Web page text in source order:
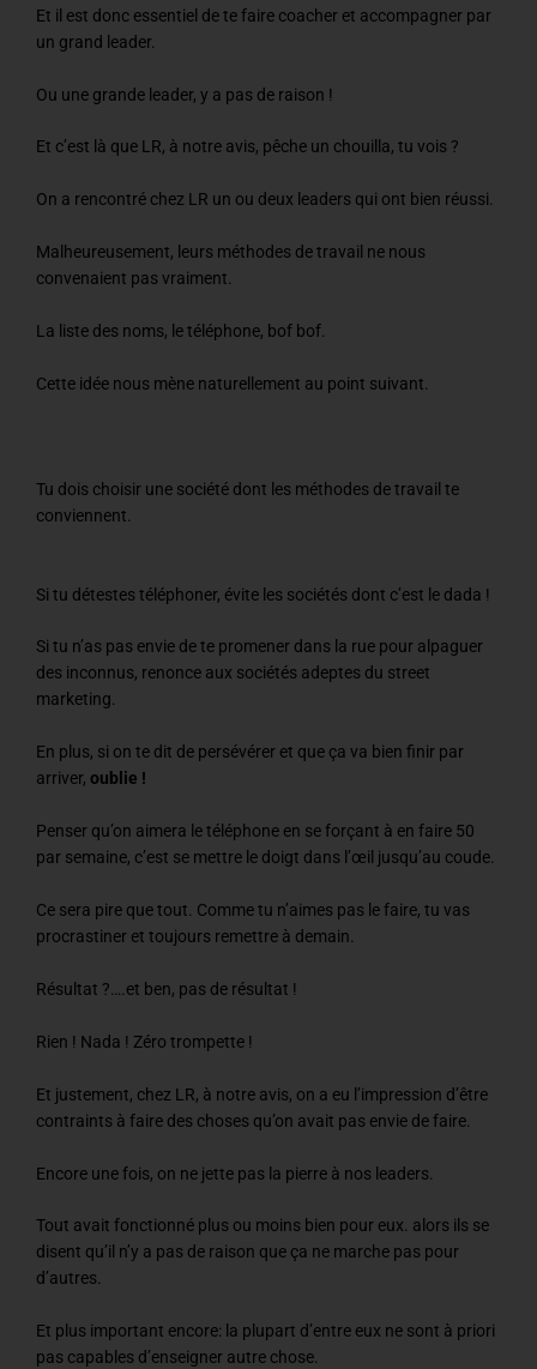
Et il est donc essentiel de te faire coacher et accompagner par
un grand leader.
Ou une grande leader, y a pas de raison !
Et c’est là que LR, à notre avis, pêche un chouilla, tu vois ?
On a rencontré chez LR un ou deux leaders qui ont bien réussi.
Malheureusement, leurs méthodes de travail ne nous
convenaient pas vraiment.
La liste des noms, le téléphone, bof bof.
Cette idée nous mène naturellement au point suivant.
Tu dois choisir une société dont les méthodes de travail te
conviennent.
Si tu détestes téléphoner, évite les sociétés dont c’est le dada !
Si tu n’as pas envie de te promener dans la rue pour alpaguer
des inconnus, renonce aux sociétés adeptes du street
marketing.
En plus, si on te dit de persévérer et que ça va bien finir par
arriver, oublie !
Penser qu’on aimera le téléphone en se forçant à en faire 50
par semaine, c’est se mettre le doigt dans l’œil jusqu’au coude.
Ce sera pire que tout. Comme tu n’aimes pas le faire, tu vas
procrastiner et toujours remettre à demain.
Résultat ?….et ben, pas de résultat !
Rien ! Nada ! Zéro trompette !
Et justement, chez LR, à notre avis, on a eu l’impression d’être
contraints à faire des choses qu’on avait pas envie de faire.
Encore une fois, on ne jette pas la pierre à nos leaders.
Tout avait fonctionné plus ou moins bien pour eux. alors ils se
disent qu’il n’y a pas de raison que ça ne marche pas pour
d’autres.
Et plus important encore: la plupart d’entre eux ne sont à priori
pas capables d’enseigner autre chose.